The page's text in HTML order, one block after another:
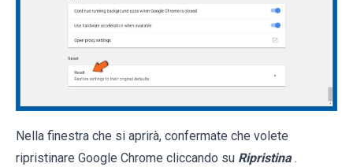
Nella finestra che si aprirà, confermate che volete
ripristinare Google Chrome cliccando su Ripristina .